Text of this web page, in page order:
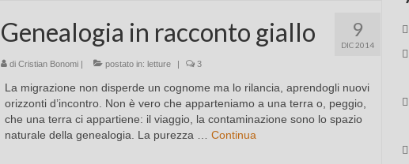
9
DIC 2014
Genealogia in racconto giallo
di Cristian Bonomi| postato in: letture | 3
La migrazione non disperde un cognome ma lo rilancia, aprendogli nuovi
orizzonti d’incontro. Non è vero che apparteniamo a una terra o, peggio,
che una terra ci appartiene: il viaggio, la contaminazione sono lo spazio
naturale della genealogia. La purezza … Continua